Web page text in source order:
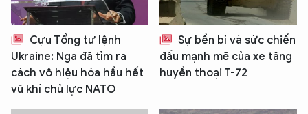
Cựu Tổng tư lệnh
Ukraine: Nga đã tìm ra
cách vô hiệu hóa hầu hết
vũ khí chủ lực NATO
Sự bền bỉ và sức chiến
đấu mạnh mẽ của xe tăng
huyền thoại T-72